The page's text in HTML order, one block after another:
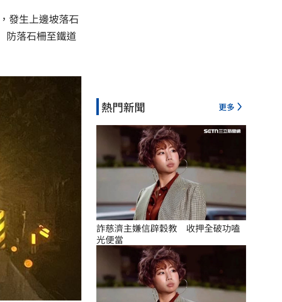
發生上邊坡落石
防落石柵至鐵道
熱門新聞 更多
詐慈濟主嫌信辟穀教　收押全破功嗑
光便當